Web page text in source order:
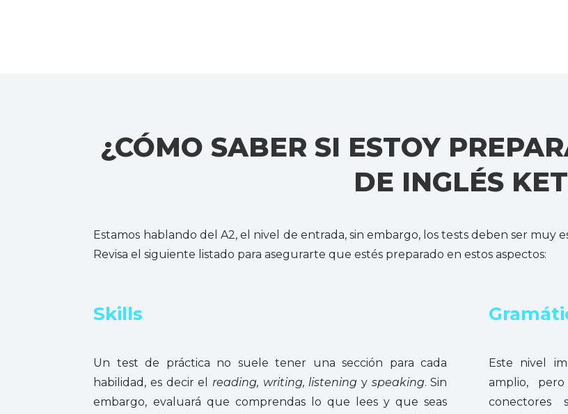
¿CÓMO SABER SI ESTOY
DE INGLÉS
Estamos hablando del A2, el nivel de entrada, sin embargo, los tests deben ser muy
Revisa el siguiente listado para asegurarte que estés preparado en estos aspectos:
Skills
Un test de práctica no suele tener una sección para cada
habilidad, es decir el
reading, writing, listening y speaking. Sin
embargo, evaluará que comprendas lo que lees y que seas
Este nivel
amplio,
conectores